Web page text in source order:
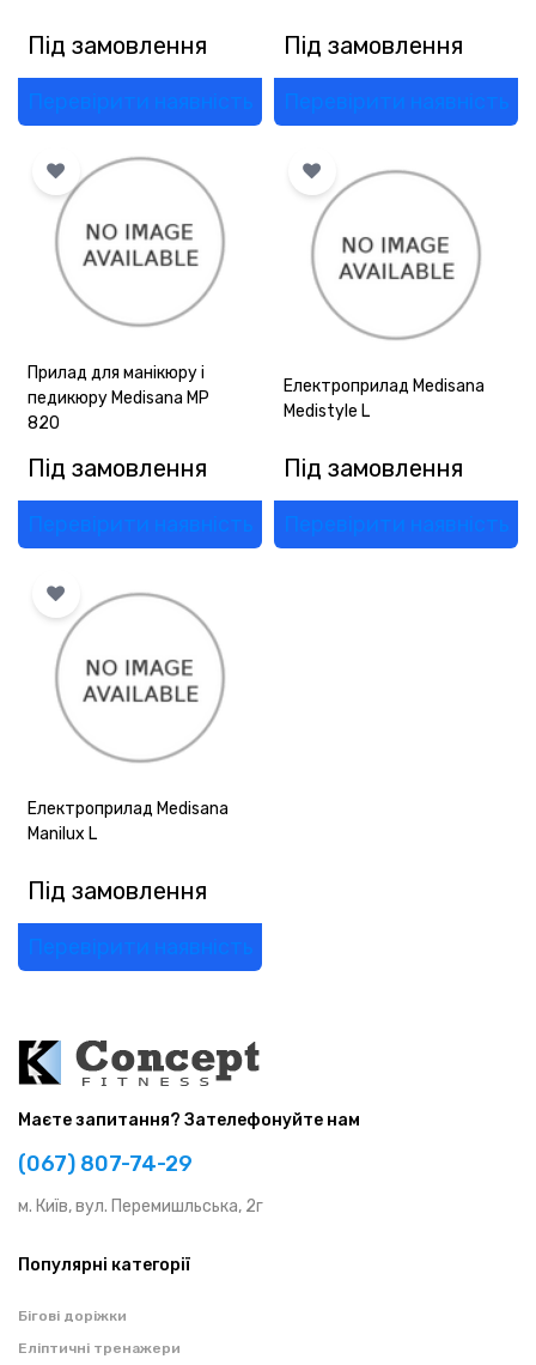
Під замовлення
Перевірити наявність
Під замовлення
Перевірити наявність
Прилад для манікюру і
педикюру Medisana MP
820
Під замовлення
Перевірити наявність
Електроприлад Medisana
Medistyle L
Під замовлення
Перевірити наявність
Електроприлад Medisana
Manilux L
Під замовлення
Перевірити наявність
Маєте запитання? Зателефонуйте нам
(067) 807-74-29
м. Київ, вул. Перемишльська, 2г
Популярні категорії
Бігові доріжки
Еліптичні тренажери